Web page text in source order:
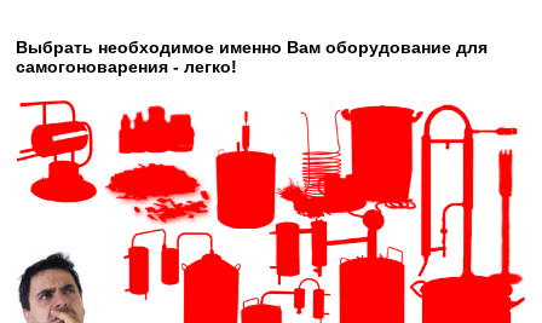
Выбрать необходимое именно Вам оборудование для
самогоноварения - легко!